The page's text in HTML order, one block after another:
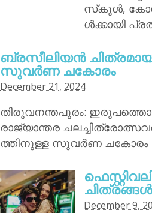
സ്‌കൂള്‍,
ള്‍ക്കായി
ബ്രസീലിയന്‍ ചിത്രമായ
സുവര്‍ണ ചകോരം
December 21, 2024
തിരുവനന്തപുരം:
രാജ്യാന്തര
ത്തിനുള്ള സുവര്‍ണ ചകോരം
ചിത്രങ്ങള്‍
December 9,